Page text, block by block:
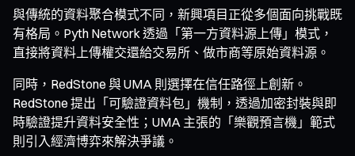
與傳統的資料聚合模式不同，新興項目正從多個面向挑戰既
有格局。Pyth Network 透過「第一方資料源上傳」模式，
直接將資料上傳權交還給交易所、做市商等原始資料源。
同時，RedStone 與 UMA 則選擇在信任路徑上創新。
RedStone 提出「可驗證資料包」機制，透過加密封裝與即
時驗證提升資料安全性；UMA 主張的「樂觀預言機」範式
則引入經濟博弈來解決爭議。